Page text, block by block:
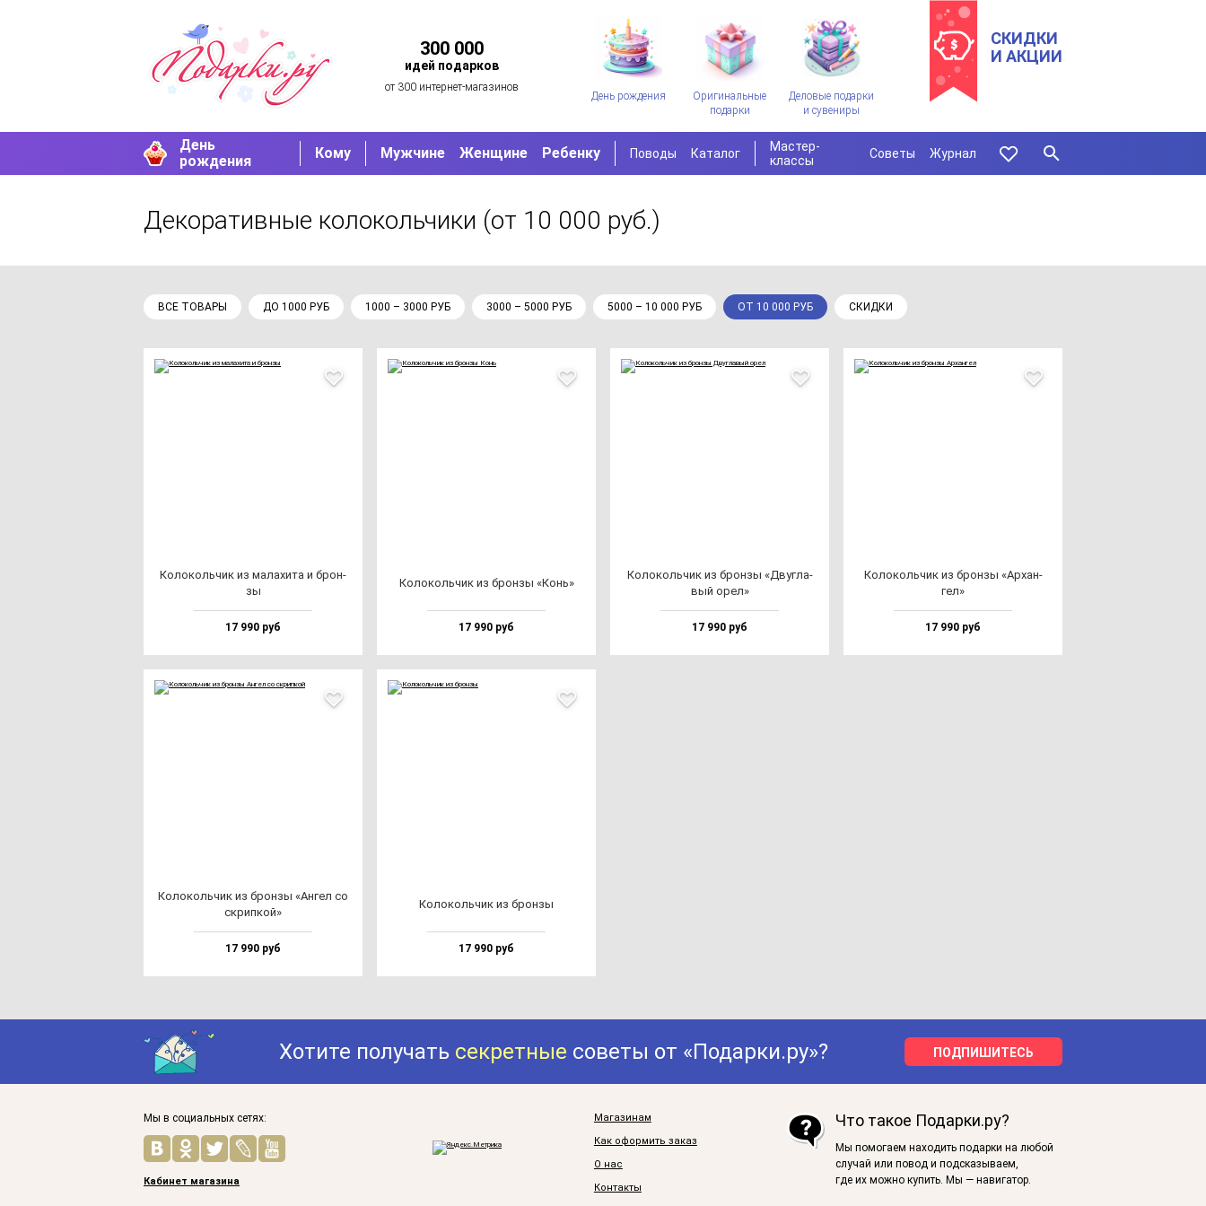
300 000
идей подарков
от 300 интернет-магазинов
День рождения
Оригинальные
подарки
Деловые подарки
и сувениры
СКИДКИ
И АКЦИИ
День
рождения
Кому Мужчине Женщине Ребенку Поводы Каталог
Мастер-
классы
Советы Журнал
Декоративные колокольчики (от 10 000 руб.)
ВСЕ ТОВАРЫ ДО 1000 РУБ 1000 – 3000 РУБ 3000 – 5000 РУБ 5000 – 10 000 РУБ ОТ 10 000 РУБ СКИДКИ
Коло­коль­чик из ма­ла­хи­та и брон­
зы
17 990 руб
Коло­коль­чик из брон­зы «Конь»
17 990 руб
Коло­коль­чик из брон­зы «Двуг­ла­
вый орел»
17 990 руб
Коло­коль­чик из брон­зы «Архан­
гел»
17 990 руб
Коло­коль­чик из брон­зы «Ангел со
скрип­кой»
17 990 руб
Коло­коль­чик из брон­зы
17 990 руб
Хотите получать секретные советы от «Подарки.ру»? ПОДПИШИТЕСЬ
Мы в социальных сетях:
Кабинет магазина
Магазинам
Как оформить заказ
О нас
Контакты
Что такое Подарки.ру?
Мы помогаем находить подарки на любой
случай или повод и подсказываем,
где их можно купить. Мы — навигатор.